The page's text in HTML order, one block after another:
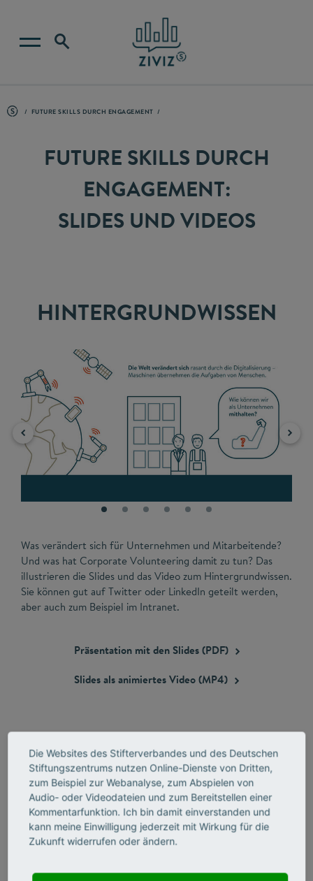
FUTURE SKILLS DURCH ENGAGEMENT
FUTURE SKILLS DURCH
ENGAGEMENT:
SLIDES UND VIDEOS
HINTERGRUNDWISSEN
Was verändert sich für Unternehmen und Mitarbeitende?
Und was hat Corporate Volunteering damit zu tun? Das
illustrieren die Slides und das Video zum Hintergrundwissen.
Sie können gut auf Twitter oder LinkedIn geteilt werden,
aber auch zum Beispiel im Intranet.
Präsentation mit den Slides(PDF)
Slides als animiertes Video(MP4)
PRAXISWISSEN
Die Websites des Stifterverbandes und des Deutschen
Stiftungszentrums nutzen Online-Dienste von Dritten,
zum Beispiel zur Webanalyse, zum Abspielen von
Audio- oder Videodateien und zum Bereitstellen einer
Kommentarfunktion. Ich bin damit einverstanden und
kann meine Einwilligung jederzeit mit Wirkung für die
Zukunft widerrufen oder ändern.